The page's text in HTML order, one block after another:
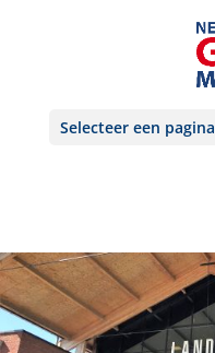
Selecteer een pagina